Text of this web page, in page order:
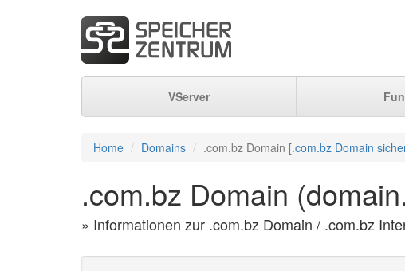
VServer
Home Domains .com.bz Domain [.com.bz Domain
.com.bz Domain
» Informationen zur .com.bz Domain / .com.bz